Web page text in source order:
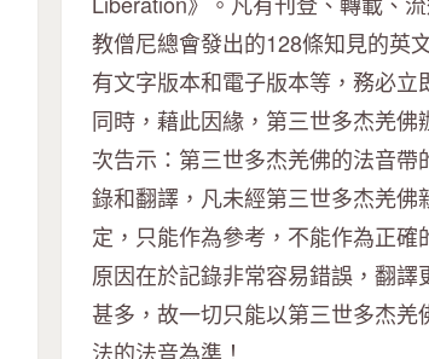
教僧尼總會發出的128條知見的英
有文字版本和電子版本等，務必立
同時，藉此因緣，第三世多杰羌佛
次告示：第三世多杰羌佛的法音帶
錄和翻譯，凡未經第三世多杰羌佛
定，只能作為參考，不能作為正確
原因在於記錄非常容易錯誤，翻譯
甚多，故一切只能以第三世多杰羌
法的法音為準！